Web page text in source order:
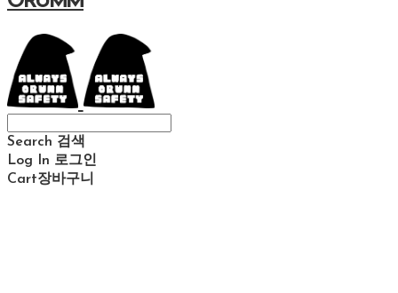
Search 검색
Log In 로그인
Cart장바구니